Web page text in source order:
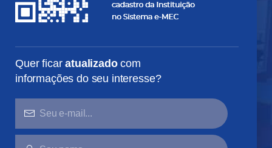
Quer ficaratualizadocom
informações do seu interesse?
SEU
MAIL...
SEU
NOME...